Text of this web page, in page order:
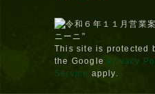
This site is protected
the Google Privacy
Service apply.